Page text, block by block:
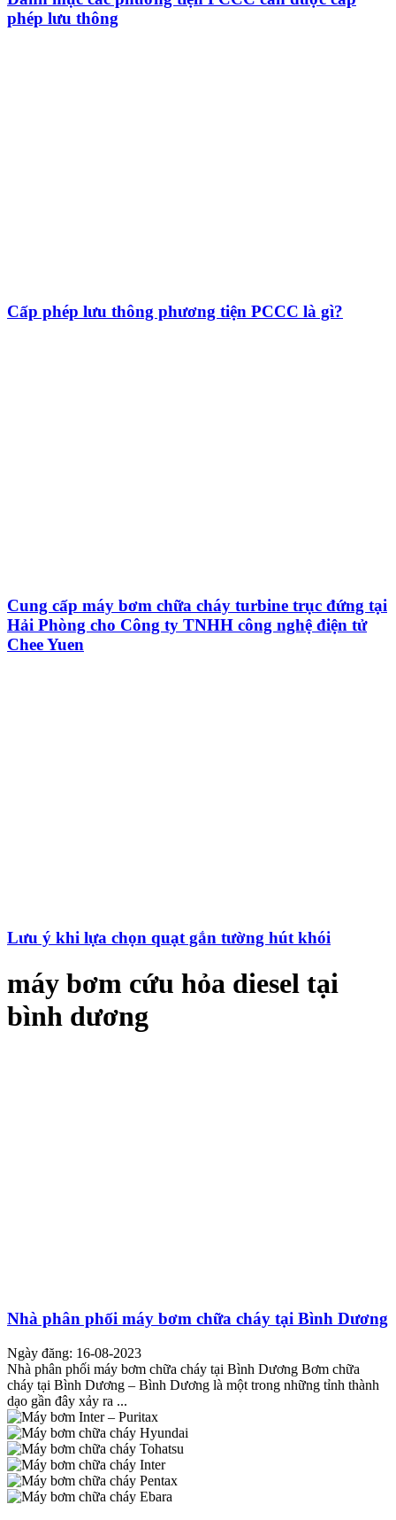
phép lưu thông
Cấp phép lưu thông phương tiện PCCC là gì?
Cung cấp máy bơm chữa cháy turbine trục đứng tại
Hải Phòng cho Công ty TNHH công nghệ điện tử
Chee Yuen
Lưu ý khi lựa chọn quạt gắn tường hút khói
máy bơm cứu hỏa diesel tại
bình dương
Nhà phân phối máy bơm chữa cháy tại Bình Dương
Ngày đăng: 16-08-2023
Nhà phân phối máy bơm chữa cháy tại Bình Dương Bơm chữa
cháy tại Bình Dương – Bình Dương là một trong những tỉnh thành
dạo gần đây xảy ra ...